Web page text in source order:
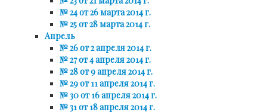
№ 24 от 26 марта 2014 г.
№ 25 от 28 марта 2014 г.
Апрель
№ 26 от 2 апреля 2014 г.
№ 27 от 4 апреля 2014 г.
№ 28 от 9 апреля 2014 г.
№ 29 от 11 апреля 2014 г.
№ 30 от 16 апреля 2014 г.
№ 31 от 18 апреля 2014 г.